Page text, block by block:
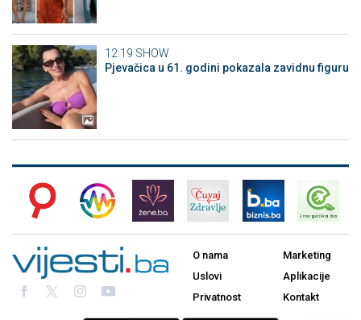
12:19 SHOW
Pjevačica u 61. godini pokazala zavidnu figuru
O nama
Uslovi
Privatnost
Marketing
Aplikacije
Kontakt